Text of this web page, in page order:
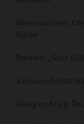
Niedersachsen:
Kinder
Bremen: „Gute
Sachsen-Anhalt
Alltag im Krieg: